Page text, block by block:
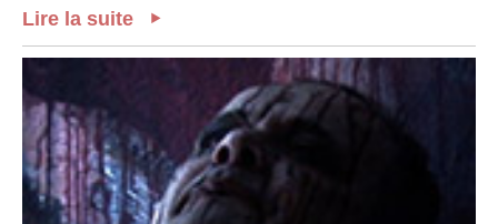
Lire la suite